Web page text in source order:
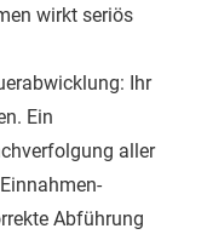
wirkt seriös
Ihr
Ein
aller
Abführung